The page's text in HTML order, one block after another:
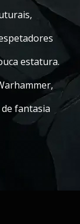
estatura.
fantasia